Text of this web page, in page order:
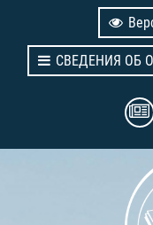
СВЕДЕНИЯ ОБ